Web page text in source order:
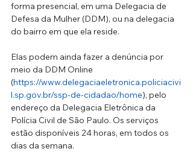
forma presencial, em uma Delegacia de
Defesa da Mulher (DDM), ou na delegacia
do bairro em que ela reside.
Elas podem ainda fazer a denúncia por
meio da DDM Online
(https://www.delegaciaeletronica.policiacivi
l.sp.gov.br/ssp-de-cidadao/home), pelo
endereço da Delegacia Eletrônica da
Polícia Civil de São Paulo. Os serviços
estão disponíveis 24 horas, em todos os
dias da semana.